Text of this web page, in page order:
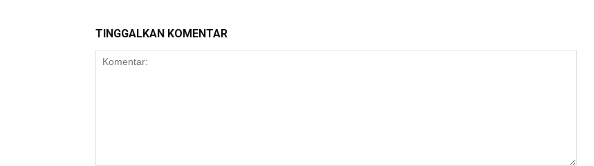
TINGGALKAN KOMENTAR